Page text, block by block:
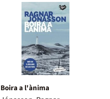
Boira a l'ànima